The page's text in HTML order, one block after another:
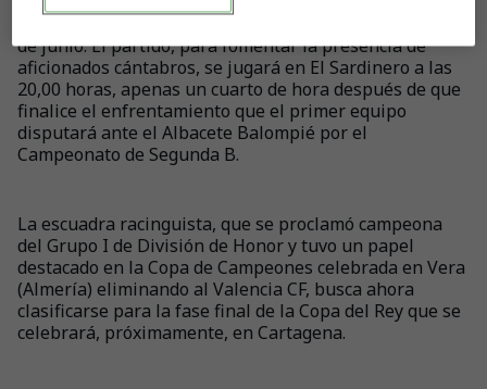
de junio. El partido, para fomentar la presencia de
aficionados cántabros, se jugará en El Sardinero a las
20,00 horas, apenas un cuarto de hora después de que
finalice el enfrentamiento que el primer equipo
disputará ante el Albacete Balompié por el
Campeonato de Segunda B.
La escuadra racinguista, que se proclamó campeona
del Grupo I de División de Honor y tuvo un papel
destacado en la Copa de Campeones celebrada en Vera
(Almería) eliminando al Valencia CF, busca ahora
clasificarse para la fase final de la Copa del Rey que se
celebrará, próximamente, en Cartagena.